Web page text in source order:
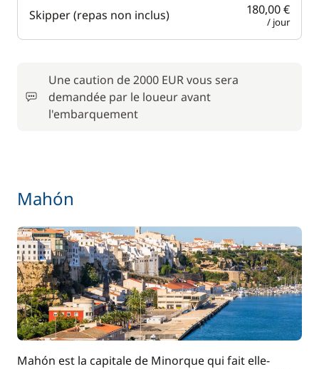
Skipper (repas non inclus) 180,00 €
/ jour
Une caution de 2000 EUR vous sera
demandée par le loueur avant
l'embarquement
Mahón
Mahón est la capitale de Minorque qui fait elle-